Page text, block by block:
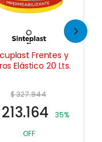
Albalux Esmalte
Sintetico Blanco
$93.106
$74.485
20%